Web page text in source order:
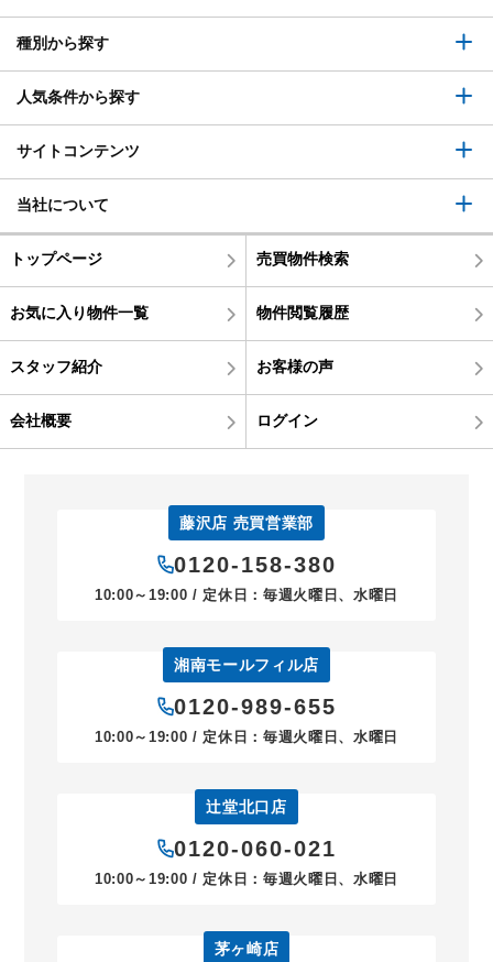
種別から探す
人気条件から探す
サイトコンテンツ
当社について
トップページ 売買物件検索
お気に入り物件一覧 物件閲覧履歴
スタッフ紹介 お客様の声
会社概要 ログイン
藤沢店 売買営業部
0120-158-380
10:00～19:00 / 定休日：毎週火曜日、水曜日
湘南モールフィル店
0120-989-655
10:00～19:00 / 定休日：毎週火曜日、水曜日
辻堂北口店
0120-060-021
10:00～19:00 / 定休日：毎週火曜日、水曜日
茅ヶ崎店